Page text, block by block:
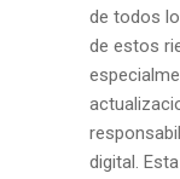
de todos
de estos
digital.